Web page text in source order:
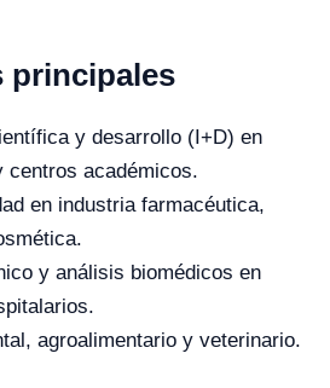
principales
y desarrollo (I+D) en
centros académicos.
en industria farmacéutica,
y análisis biomédicos en
agroalimentario y veterinario.